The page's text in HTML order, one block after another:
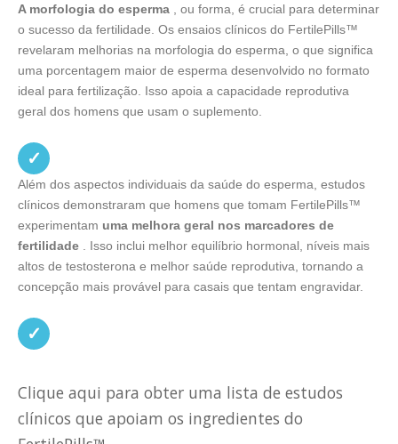
A morfologia do esperma , ou forma, é crucial para determinar
o sucesso da fertilidade. Os ensaios clínicos do FertilePills™
revelaram melhorias na morfologia do esperma, o que significa
uma porcentagem maior de esperma desenvolvido no formato
ideal para fertilização. Isso apoia a capacidade reprodutiva
geral dos homens que usam o suplemento.
✓
Além dos aspectos individuais da saúde do esperma, estudos
clínicos demonstraram que homens que tomam FertilePills™
experimentam uma melhora geral nos marcadores de
fertilidade . Isso inclui melhor equilíbrio hormonal, níveis mais
altos de testosterona e melhor saúde reprodutiva, tornando a
concepção mais provável para casais que tentam engravidar.
✓
Clique aqui para obter uma lista de estudos
clínicos que apoiam os ingredientes do